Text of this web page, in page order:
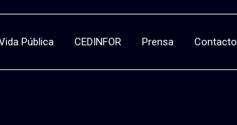
Pública CEDINFOR Prensa Contacto